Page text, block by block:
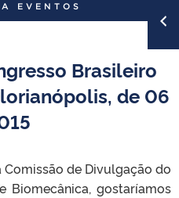
EVENTOS
Brasileiro
de 06
de Divulgação do
Biomecânica, gostaríamos